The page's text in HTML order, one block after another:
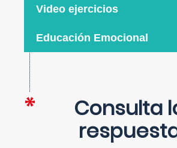
Video ejercicios
Educación Emocional
Consulta